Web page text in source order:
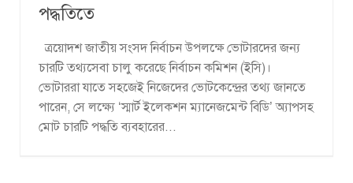
পদ্ধতিতে
ত্রয়োদশ জাতীয় সংসদ নির্বাচন উপলক্ষে ভোটারদের জন্য
চারটি তথ্যসেবা চালু করেছে নির্বাচন কমিশন (ইসি)।
ভোটাররা যাতে সহজেই নিজেদের ভোটকেন্দ্রের তথ্য জানতে
পারেন, সে লক্ষ্যে ‘স্মার্ট ইলেকশন ম্যানেজমেন্ট বিডি’ অ্যাপসহ
মোট চারটি পদ্ধতি ব্যবহারের...